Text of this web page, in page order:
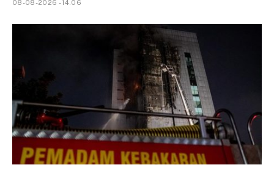
08-08-2026 - 14.06